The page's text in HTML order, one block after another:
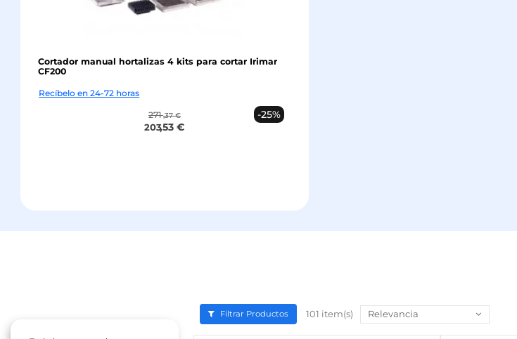
Cortador manual hortalizas 4 kits para cortar Irimar
CF200
Recíbelo en 24-72 horas
271 ,37 €
203,53 €
-25%
Filtrar Productos 101 item(s) Relevancia